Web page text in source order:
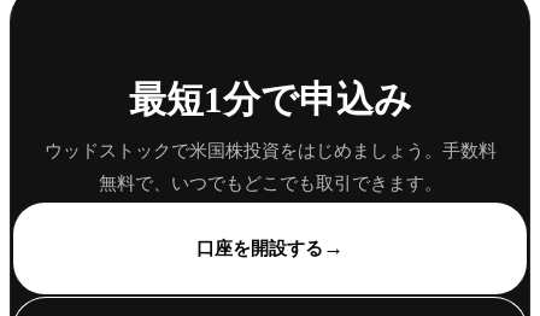
最短1分で申込み
ウッドストックで米国株投資をはじめましょう。手数料
無料で、いつでもどこでも取引できます。
口座を開設する →